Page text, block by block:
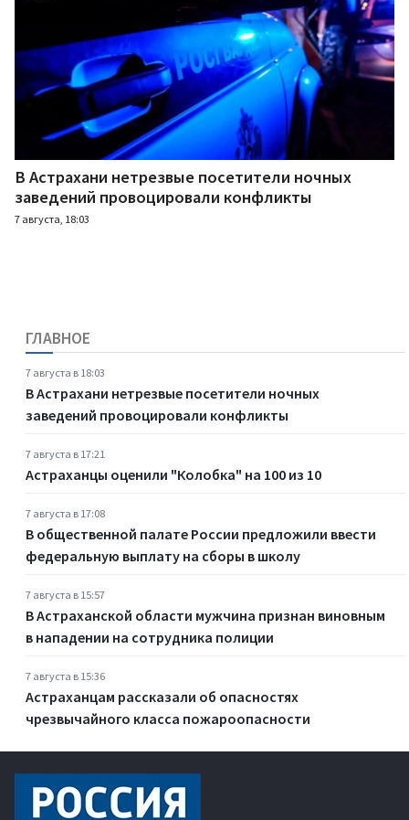
В Астрахани нетрезвые посетители ночных
заведений провоцировали конфликты
7 августа, 18:03
ГЛАВНОЕ
7 августа в 18:03
В Астрахани нетрезвые посетители ночных
заведений провоцировали конфликты
7 августа в 17:21
Астраханцы оценили "Колобка" на 100 из 10
7 августа в 17:08
В общественной палате России предложили ввести
федеральную выплату на сборы в школу
7 августа в 15:57
В Астраханской области мужчина признан виновным
в нападении на сотрудника полиции
7 августа в 15:36
Астраханцам рассказали об опасностях
чрезвычайного класса пожароопасности